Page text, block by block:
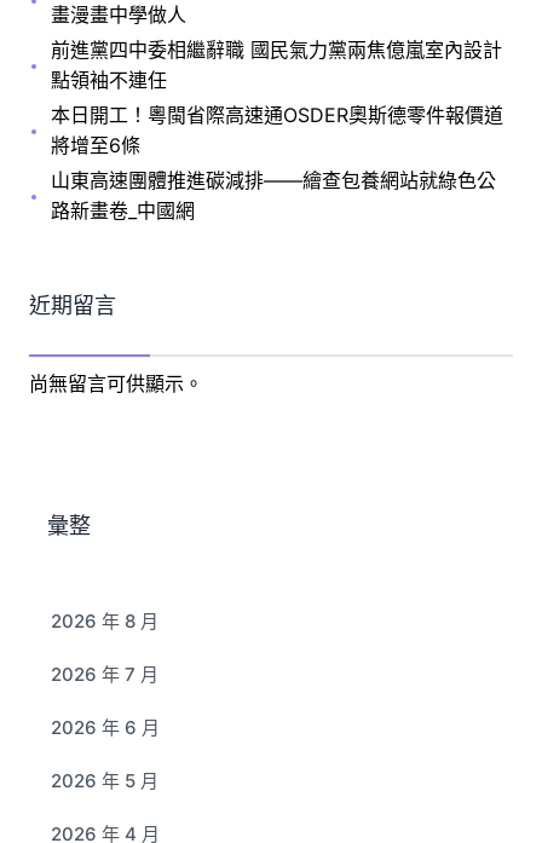
畫漫畫中學做人
前進黨四中委相繼辭職 國民氣力黨兩焦億嵐室內設計
點領袖不連任
本日開工！粵閩省際高速通OSDER奧斯德零件報價道
將增至6條
山東高速團體推進碳減排——繪查包養網站就綠色公
路新畫卷_中國網
近期留言
尚無留言可供顯示。
彙整
2026 年 8 月
2026 年 7 月
2026 年 6 月
2026 年 5 月
2026 年 4 月